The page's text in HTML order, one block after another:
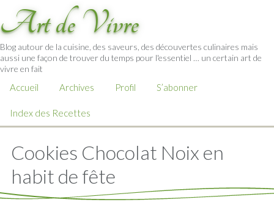
Art de Vivre
Blog autour de la cuisine, des saveurs, des découvertes culinaires mais
aussi une façon de trouver du temps pour l'essentiel … un certain art de
vivre en fait
Accueil Archives Profil S’abonner
Index des Recettes
Cookies Chocolat Noix en
habit de fête